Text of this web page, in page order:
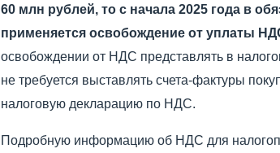
60 млн рублей, то с начала 2025 года в
применяется освобождение от уплаты
освобождении от НДС представлять в
не требуется выставлять счета-фактуры
налоговую декларацию по НДС.
Подробную информацию об НДС для